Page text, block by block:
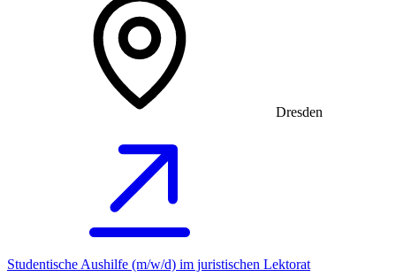
Dresden
Studentische Aushilfe (m/w/d) im juristischen Lektorat